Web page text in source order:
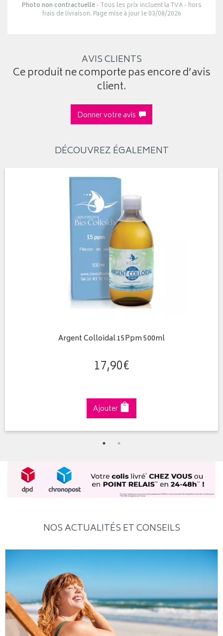
Photo non contractuelle- Tous les prix incluent la TVA - hors
frais de livraison. Page mise à jour le 03/08/2026
AVIS CLIENTS
Ce produit ne comporte pas encore d’avis
client.
Donner votre avis
DÉCOUVREZ ÉGALEMENT
Argent Colloidal 15Ppm 500ml
17,90€
Ajouter
NOS ACTUALITÉS ET CONSEILS